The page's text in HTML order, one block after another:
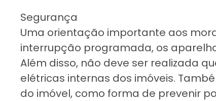
Segurança
Uma orientação importante aos
interrupção programada, os
Além disso, não deve ser realizada
elétricas internas dos imóveis.
do imóvel, como forma de prevenir